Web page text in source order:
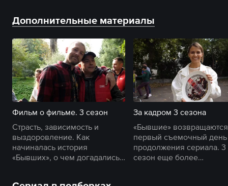
Дополнительные материалы
Фильм о фильме. 3 сезон
Страсть, зависимость и
выздоровление. Как
начиналась история
«Бывших», о чем догадались
За кадром 3 сезона
«Бывшие»
первый съемочный день
продолжения сериала. 3
сезон еще более